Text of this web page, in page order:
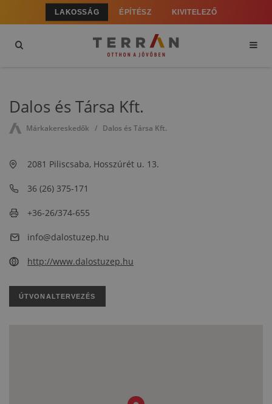
LAKOSSÁG ÉPÍTÉSZ KIVITELEZŐ
Dalos és Társa Kft.
Márkakereskedők Dalos és Társa Kft.
2081 Piliscsaba, Hosszúrét u. 13.
36 (26) 375-171
+36-26/374-655
info@dalostuzep.hu
http://www.dalostuzep.hu
ÚTVONALTERVEZÉS